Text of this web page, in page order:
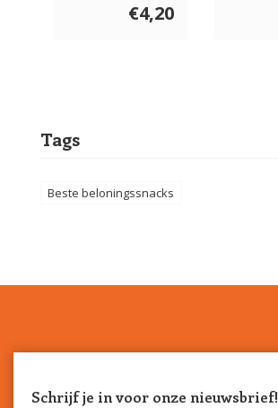
€4,20
Tags
Beste beloningssnacks
Schrijf je in voor onze nieuwsbrief!